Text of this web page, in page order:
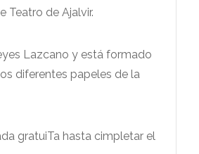
Teatro de Ajalvir.
Lazcano y está formado
diferentes papeles de la
gratuiTa hasta cimpletar el